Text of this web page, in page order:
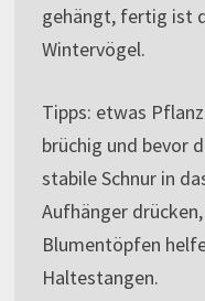
gehängt, fertig ist
Wintervögel.
Tipps: etwas
brüchig und bevor
stabile Schnur in
Aufhänger
Blumentöpfen
Haltestangen.